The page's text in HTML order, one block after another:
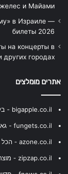
и Майами
в Израиле —
билеты 2026
на концерты в
городах
אתרים מומלצים
bigapple.co.il - בלוג בניית אתרים
fungets.co.il - גאדג'טים הכי שווים
azone.co.il - הכל על קניה באמזון
zipzap.co.il - מוצרי חשמל במחירים הגיוניים